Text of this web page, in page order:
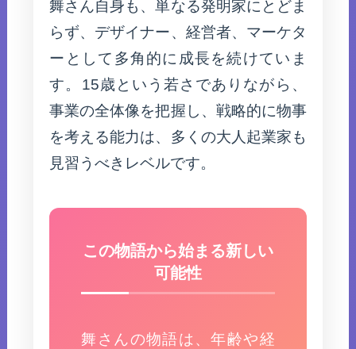
舞さん自身も、単なる発明家にとどま
らず、デザイナー、経営者、マーケタ
ーとして多角的に成長を続けていま
す。15歳という若さでありながら、
事業の全体像を把握し、戦略的に物事
を考える能力は、多くの大人起業家も
見習うべきレベルです。
この物語から始まる新しい
可能性
舞さんの物語は、年齢や経